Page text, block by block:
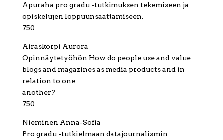
Apuraha pro gradu -tutkimuksen tekemiseen ja
opiskelujen loppuunsaattamiseen.
750
Airaskorpi Aurora
Opinnäytetyöhön How do people use and value
blogs and magazines as media products and in
relation to one
another?
750
Nieminen Anna-Sofia
Pro gradu -tutkielmaan datajournalismin